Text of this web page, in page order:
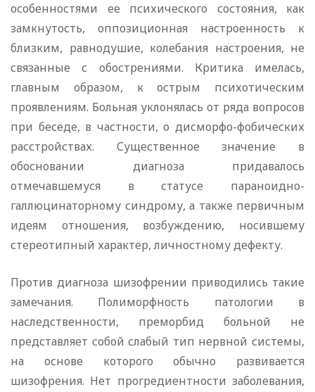
особенностями ее психического состояния, как
замкнутость, оппозиционная настроенность к
близким, равнодушие, колебания настроения, не
связанные с обострениями. Критика имелась,
главным образом, к острым психотическим
проявлениям. Больная уклонялась от ряда вопросов
при беседе, в частности, о дисморфо-фобических
расстройствах. Существенное значение в
обосновании диагноза придавалось
отмечавшемуся в статусе параноидно-
галлюцинаторному синдрому, а также первичным
идеям отношения, возбуждению, носившему
стереотипный характер, личностному дефекту.
Против диагноза шизофрении приводились такие
замечания. Полиморфность патологии в
наследственности, преморбид больной не
представляет собой слабый тип нервной системы,
на основе которого обычно развивается
шизофрения. Нет прогредиентности заболевания,